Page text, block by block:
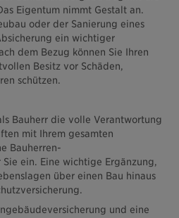
Eigentum nimmt Gestalt an.
oder der Sanierung eines
ein wichtiger
dem Bezug können Sie Ihren
Besitz vor Schäden,
schützen.
Bauherr die volle Verantwortung
mit Ihrem gesamten
Bauherren-
ein. Eine wichtige Ergänzung,
über einen Bau hinaus
und eine